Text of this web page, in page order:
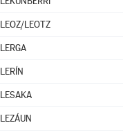
LEOZ/LEOTZ
LERGA
LERÍN
LESAKA
LEZÁUN